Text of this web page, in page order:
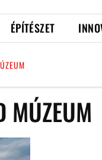
ÉPÍTÉSZET
MÚZEUM